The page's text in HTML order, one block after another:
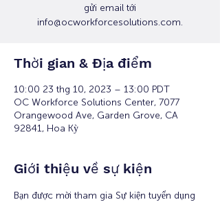
gửi email tới
info@ocworkforcesolutions.com.
Thời gian & Địa điểm
10:00 23 thg 10, 2023 – 13:00 PDT
OC Workforce Solutions Center, 7077
Orangewood Ave, Garden Grove, CA
92841, Hoa Kỳ
Giới thiệu về sự kiện
Bạn được mời tham gia Sự kiện tuyển dụng